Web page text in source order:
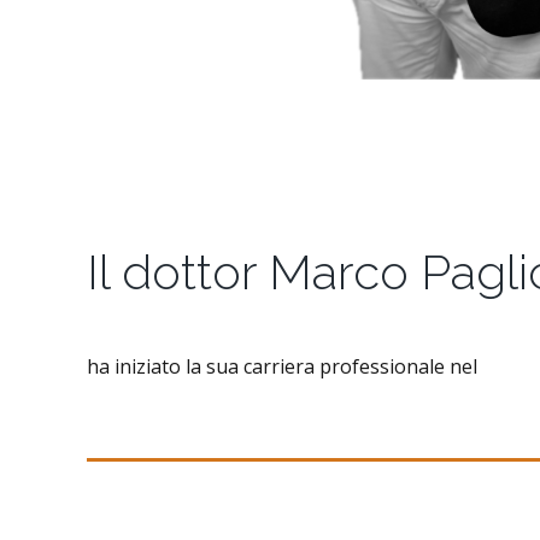
Il dottor Marco
ha iniziato la sua carriera professionale nel